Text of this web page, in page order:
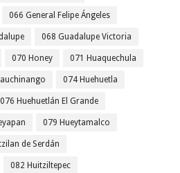
066 General Felipe Ángeles
068 Guadalupe Victoria
070 Honey 071 Huaquechula
074 Huehuetla
076 Huehuetlán El Grande
079 Hueytamalco
de Serdán
082 Huitziltepec